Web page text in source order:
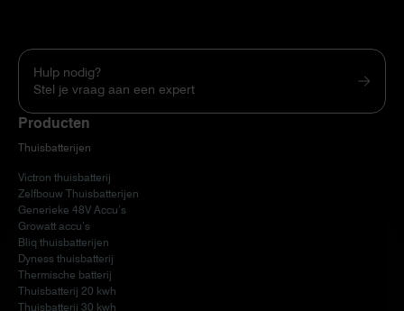
Hulp nodig?
Stel je vraag aan een expert
Producten
Thuisbatterijen
Victron thuisbatterij
Zelfbouw Thuisbatterijen
Generieke 48V Accu’s
Growatt accu’s
Bliq thuisbatterijen
Dyness thuisbatterij
Thermische batterij
Thuisbatterij 20 kwh
Thuisbatterij 30 kwh